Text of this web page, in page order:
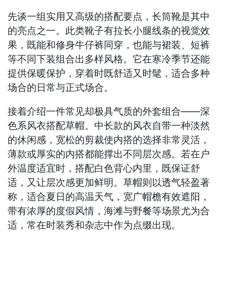
先谈一组实用又高级的搭配要点，长筒靴是其中
的亮点之一。此类靴子有拉长小腿线条的视觉效
果，既能和修身牛仔裤同穿，也能与裙装、短裤
等不同下装组合出多样风格。它在寒冷季节还能
提供保暖保护，穿着时既舒适又时髦，适合多种
场合的日常与正式场合。
接着介绍一件常见却极具气质的外套组合——深
色系风衣搭配草帽。中长款的风衣自带一种淡然
的休闲感，宽松的剪裁使内搭的选择非常灵活，
薄款或厚实的内搭都能撑出不同层次感。若在户
外温度适宜时，搭配白色背心内里，既保证舒
适，又让层次感更加鲜明。草帽则以透气轻盈著
称，适合夏日的高温天气，宽广帽檐有效遮阳，
带有浓厚的度假风情，海滩与野餐等场景尤为合
适，常在时装秀和杂志中作为点缀出现。